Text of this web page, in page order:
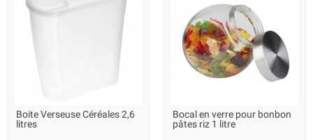
LIVRAISON 2 À 3 JOURS
Boite Verseuse Céréales 2,6
litres
LIVRAISON 2 À 3 JOURS
Bocal en verre pour bonbon
pâtes riz 1 litre